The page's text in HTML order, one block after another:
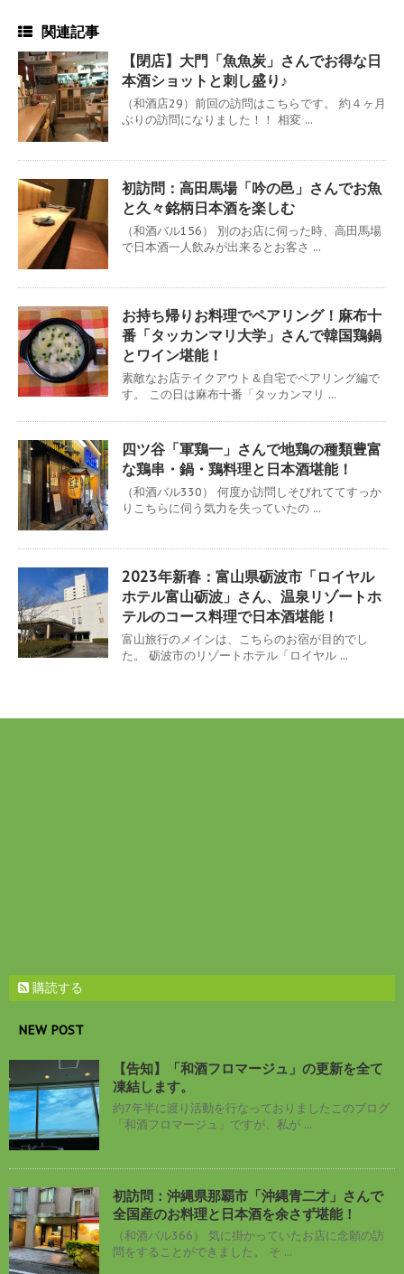
関連記事
【閉店】大門「魚魚炭」さんでお得な日
本酒ショットと刺し盛り♪
（和酒店29）前回の訪問はこちらです。 約４ヶ月
ぶりの訪問になりました！！ 相変 ...
初訪問：高田馬場「吟の邑」さんでお魚
と久々銘柄日本酒を楽しむ
（和酒バル156） 別のお店に伺った時、高田馬場
で日本酒一人飲みが出来るとお客さ ...
お持ち帰りお料理でペアリング！麻布十
番「タッカンマリ大学」さんで韓国鶏鍋
とワイン堪能！
素敵なお店テイクアウト＆自宅でペアリング編で
す。 この日は麻布十番「タッカンマリ ...
四ツ谷「軍鶏一」さんで地鶏の種類豊富
な鶏串・鍋・鶏料理と日本酒堪能！
（和酒バル330） 何度か訪問しそびれててすっか
りこちらに伺う気力を失っていたの ...
2023年新春：富山県砺波市「ロイヤル
ホテル富山砺波」さん、温泉リゾートホ
テルのコース料理で日本酒堪能！
富山旅行のメインは、こちらのお宿が目的でし
た。 砺波市のリゾートホテル「ロイヤル ...
購読する
NEW POST
【告知】「和酒フロマージュ」の更新を全て
凍結します。
約7年半に渡り活動を行なっておりましたこのブログ
「和酒フロマージュ」ですが、私が ...
初訪問：沖縄県那覇市「沖縄青二才」さんで
全国産のお料理と日本酒を余さず堪能！
（和酒バル366） 気に掛かっていたお店に念願の訪
問をすることができました。 そ ...